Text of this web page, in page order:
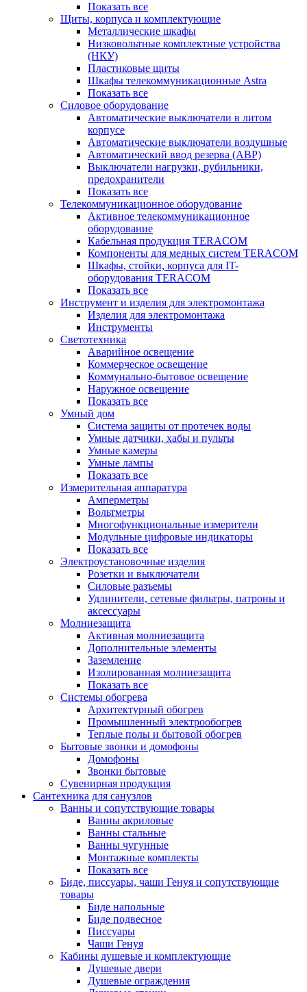
Показать все
Щиты, корпуса и комплектующие
Металлические шкафы
Низковольтные комплектные устройства
(НКУ)
Пластиковые щиты
Шкафы телекоммуникационные Astra
Показать все
Силовое оборудование
Автоматические выключатели в литом
корпусе
Автоматические выключатели воздушные
Автоматический ввод резерва (АВР)
Выключатели нагрузки, рубильники,
предохранители
Показать все
Телекоммуникационное оборудование
Активное телекоммуникационное
оборудование
Кабельная продукция TERACOM
Компоненты для медных систем TERACOM
Шкафы, стойки, корпуса для IT-
оборудования TERACOM
Показать все
Инструмент и изделия для электромонтажа
Изделия для электромонтажа
Инструменты
Светотехника
Аварийное освещение
Коммерческое освещение
Коммунально-бытовое освещение
Наружное освещение
Показать все
Умный дом
Система защиты от протечек воды
Умные датчики, хабы и пульты
Умные камеры
Умные лампы
Показать все
Измерительная аппаратура
Амперметры
Вольтметры
Многофункциональные измерители
Модульные цифровые индикаторы
Показать все
Электроустановочные изделия
Розетки и выключатели
Силовые разъемы
Удлинители, сетевые фильтры, патроны и
аксессуары
Молниезащита
Активная молниезащита
Дополнительные элементы
Заземление
Изолированная молниезащита
Показать все
Системы обогрева
Архитектурный обогрев
Промышленный электрообогрев
Теплые полы и бытовой обогрев
Бытовые звонки и домофоны
Домофоны
Звонки бытовые
Сувенирная продукция
Сантехника для санузлов
Ванны и сопутствующие товары
Ванны акриловые
Ванны стальные
Ванны чугунные
Монтажные комплекты
Показать все
Биде, писсуары, чаши Генуя и сопутствующие
товары
Биде напольные
Биде подвесное
Писсуары
Чаши Генуя
Кабины душевые и комплектующие
Душевые двери
Душевые ограждения